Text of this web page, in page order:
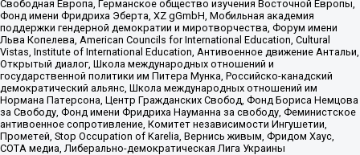
Свободная Европа, Германское общество изучения Восточной Европы,
Фонд имени Фридриха Эберта, XZ gGmbH, Мобильная академия
поддержки гендерной демократии и миротворчества, Форум имени
Льва Копелева, American Councils for International Education, Cultural
Vistas, Institute of International Education, Антивоенное движение Антальи,
Открытый диалог, Школа международных отношений и
государственной политики им Питера Мунка, Российско-канадский
демократический альянс, Школа международных отношений им
Нормана Патерсона, Центр Гражданских Свобод, Фонд Бориса Немцова
за Свободу, Фонд имени Фридриха Науманна за свободу, Феминистское
антивоенное сопротивление, Комитет независимости Ингушетии,
Прометей, Stop Occupation of Karelia, Вернись живым, Фридом Хаус,
СОТА медиа, Либерально-демократическая Лига Украины